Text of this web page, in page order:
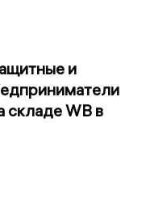
и
складе WB в